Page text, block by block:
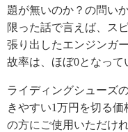
題が無いのか？の問い
限った話で言えば、ス
張り出したエンジンガ
故率は、ほぼ0となって
ライディングシューズ
きやすい1万円を切る
の方にご使用いただけ